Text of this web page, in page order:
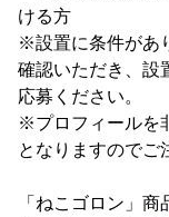
ける方
※設置に条件があ
確認いただき、設
応募ください。
※プロフィールを
となりますのでご
「ねこゴロン」商